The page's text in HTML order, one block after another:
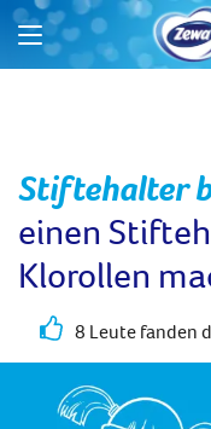
Stiftehalter
einen
Klorollen
8 Leute fanden